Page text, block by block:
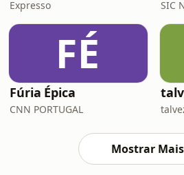
Expresso SIC
FÉ
Fúria Épica
CNN PORTUGAL
Mostrar Mais